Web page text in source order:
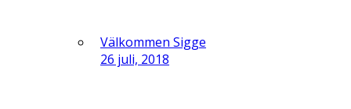
Välkommen Sigge
26 juli, 2018